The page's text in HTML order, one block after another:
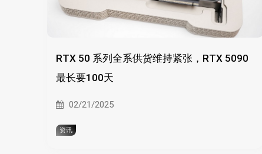
RTX 50 系列全系供货维持紧张，RTX 5090
最长要100天
02/21/2025
资讯